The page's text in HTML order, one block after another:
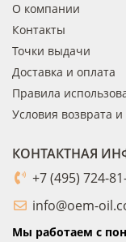
О компании
Контакты
Точки выдачи
Доставка и оплата
Правила
Условия возврата
КОНТАКТНАЯ
+7 (495) 724-
info@oem-
Мы работаем с